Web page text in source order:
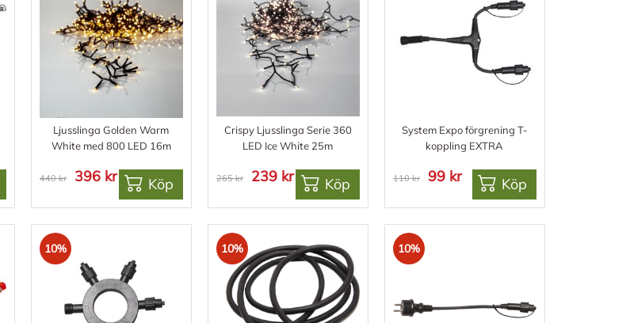
Ljusslinga Golden Warm
White med 800 LED 16m
440 kr 396 kr Köp
Crispy Ljusslinga Serie 360
LED Ice White 25m
265 kr 239 kr Köp
System Expo förgrening T-
koppling EXTRA
110 kr 99 kr Köp
10% 10% 10%